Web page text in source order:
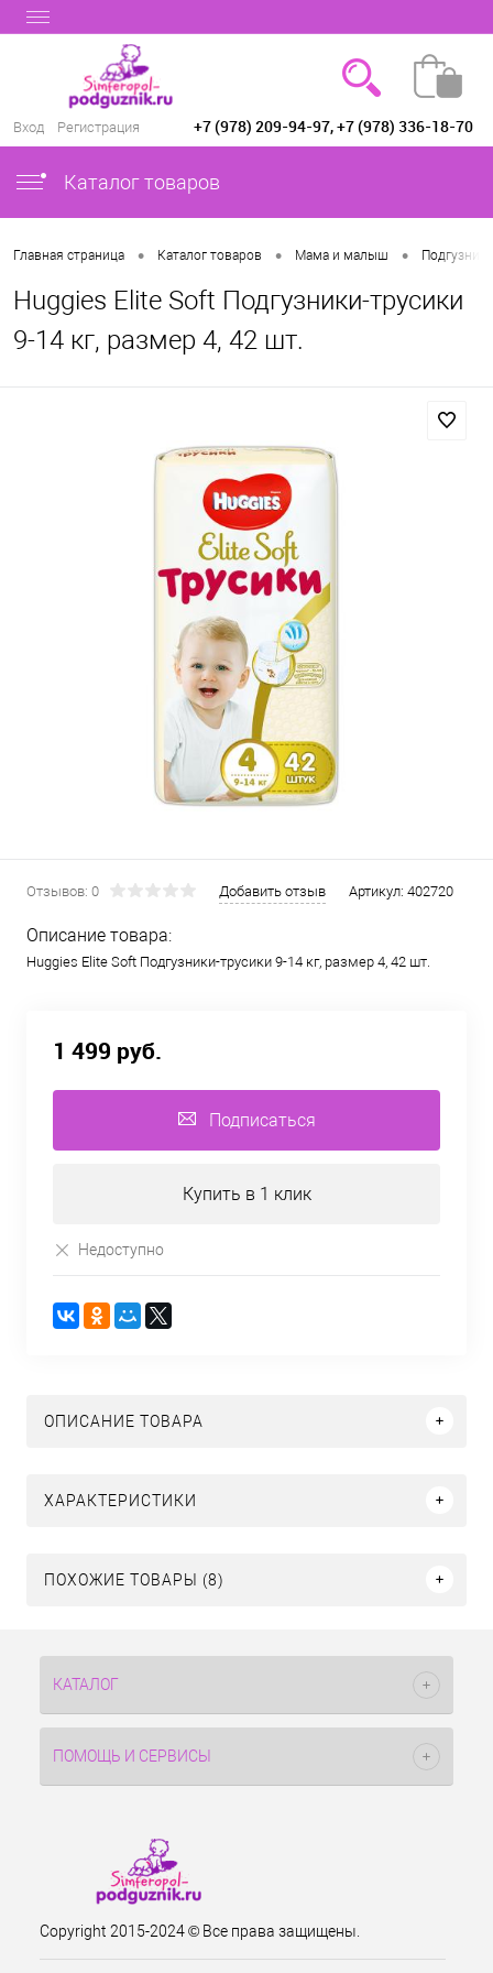
Вход Регистрация +7 (978) 209-94-97, +7 (978) 336-18-70
Каталог товаров
Главная страница • Каталог товаров • Мама и малыш •
Huggies Elite Soft Подгузники-трусики
9-14 кг, размер 4, 42 шт.
Отзывов: 0 Добавить отзыв Артикул: 402720
Описание товара:
Huggies Elite Soft Подгузники-трусики 9-14 кг, размер 4, 42 шт.
1 499 руб.
Подписаться
Купить в 1 клик
Недоступно
ОПИСАНИЕ ТОВАРА
ХАРАКТЕРИСТИКИ
ПОХОЖИЕ ТОВАРЫ (8)
КАТАЛОГ
ПОМОЩЬ И СЕРВИСЫ
Copyright 2015-2024 © Все права защищены.